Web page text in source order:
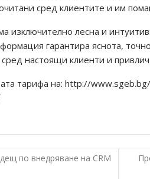
сред клиентите и им
изключително лесна и
гарантира яснота,
настоящи клиенти и
тарифа на: http://
по внедряване на CRM